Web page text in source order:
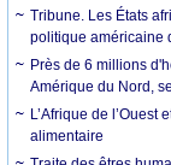
Tribune. Les États
politique américaine
Près de 6 millions
Amérique du Nord,
L’Afrique de l’Ouest
alimentaire